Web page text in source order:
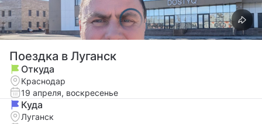
Поездка в Луганск
Откуда
Краснодар
19 апреля, воскресенье
Куда
Луганск